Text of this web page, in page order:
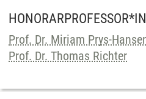
Prof. Dr. Miriam Prys-
Prof. Dr. Thomas Richter